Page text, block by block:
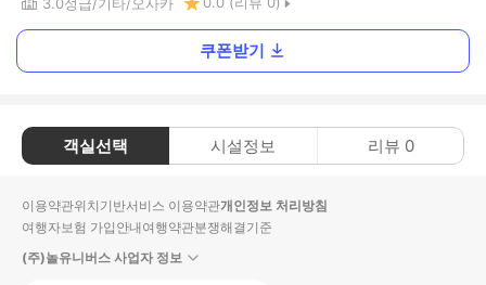
쿠폰받기
객실선택 시설정보 리뷰 0
이용약관위치기반서비스 이용약관개인정보 처리방침
여행자보험 가입안내여행약관분쟁해결기준
(주)놀유니버스 사업자 정보